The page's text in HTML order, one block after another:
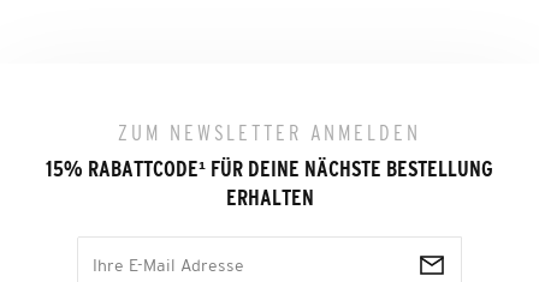
ZUM NEWSLETTER ANMELDEN
15% RABATTCODE¹ FÜR DEINE NÄCHSTE BESTELLUNG
ERHALTEN